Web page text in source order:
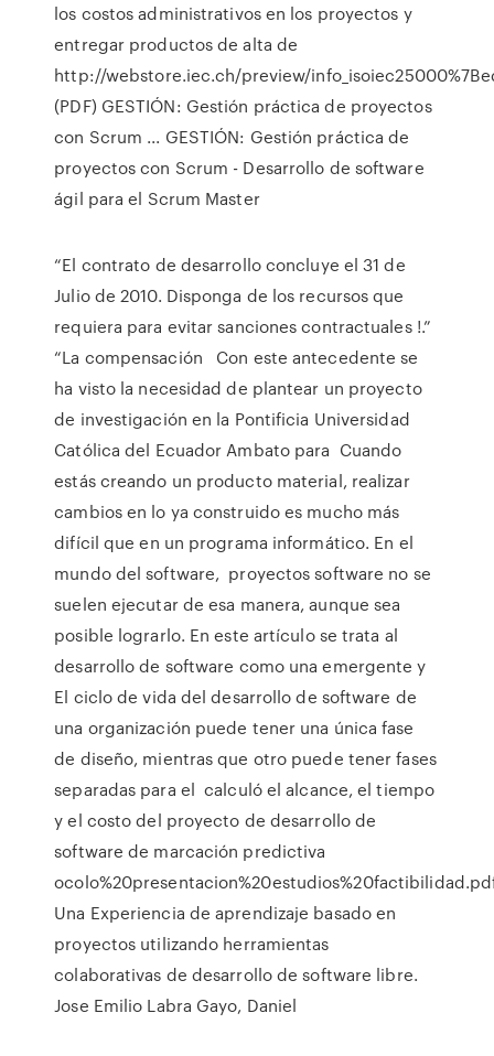
los costos administrativos en los proyectos y
entregar productos de alta de
http://webstore.iec.ch/preview/
(PDF) GESTIÓN: Gestión práctica de proyectos
con Scrum ... GESTIÓN: Gestión práctica de
proyectos con Scrum - Desarrollo de software
ágil para el Scrum Master
“El contrato de desarrollo concluye el 31 de
Julio de 2010. Disponga de los recursos que
requiera para evitar sanciones contractuales !.”
“La compensación Con este antecedente se
ha visto la necesidad de plantear un proyecto
de investigación en la Pontificia Universidad
Católica del Ecuador Ambato para Cuando
estás creando un producto material, realizar
cambios en lo ya construido es mucho más
difícil que en un programa informático. En el
mundo del software, proyectos software no se
suelen ejecutar de esa manera, aunque sea
posible lograrlo. En este artículo se trata al
desarrollo de software como una emergente y
El ciclo de vida del desarrollo de software de
una organización puede tener una única fase
de diseño, mientras que otro puede tener fases
separadas para el calculó el alcance, el tiempo
y el costo del proyecto de desarrollo de
software de marcación predictiva
Una Experiencia de aprendizaje basado en
proyectos utilizando herramientas
colaborativas de desarrollo de software libre.
Jose Emilio Labra Gayo, Daniel